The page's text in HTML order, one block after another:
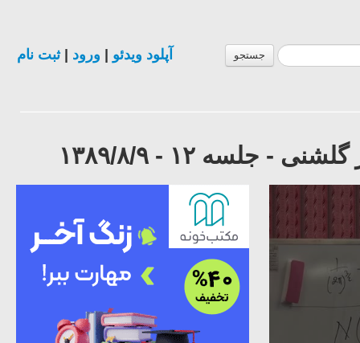
جستجو آپلود ویدئو ورود |ثبت نام